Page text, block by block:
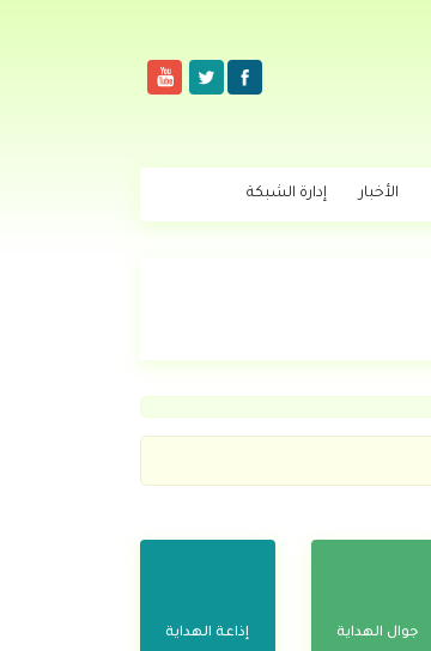
الأخبار إدارة الشبكة
جوال الهداية إذاعة الهداية